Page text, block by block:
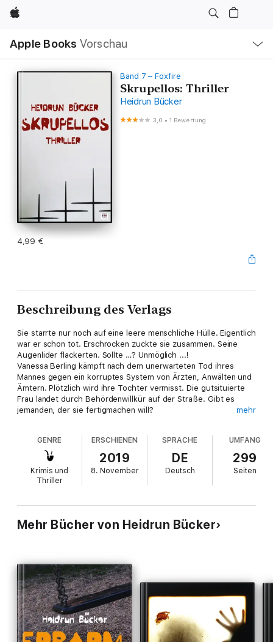
Apple
Apple Books Vorschau
Navigation
Menü
öffnen
Band 7 – Foxfire
Skrupellos: Thriller
Heidrun Bücker
3,0 •1 Bewertung
4,99 €
Beschreibung des Verlags
Sie starrte nur noch auf eine leere menschliche Hülle. Eigentlich
war er schon tot. Erschrocken zuckte sie zusammen. Seine
Augenlider flackerten. Sollte …? Unmöglich ...!
Vanessa Berling kämpft nach dem unerwarteten Tod ihres
Mannes gegen ein korruptes System von Ärzten, Anwälten und
Ämtern. Plötzlich wird ihre Tochter vermisst. Die gutsituierte
Frau landet durch Behördenwillkür auf der Straße. Gibt es
jemanden, der sie fertigmachen will?
Umstände. Scheinbar gibt es eine Verbindung zwischen dem
Verschwinden der Familie in Spanien und der vermissten
Tochter von Vanessa. Sie erhält Unterstützung von der Clique,
die einmal mehr für Gerechtigkeit und Menschlichkeit sorgen
„Clique“. Wo andere noch diskutieren, schreitet dieses
Spezialisten-Team zur Tat.
mehr
GENRE
Krimis und
Thriller
ERSCHIENEN
2019
8. November
SPRACHE
DE
Deutsch
UMFANG
299
Seiten
Mehr Bücher von Heidrun Bücker